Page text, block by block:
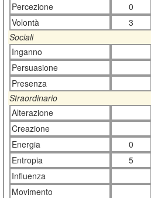
Percezione
0
Volontà
3
Sociali
Inganno
Persuasione
Presenza
Straordinario
Alterazione
Creazione
Energia
0
Entropia
5
Influenza
Movimento